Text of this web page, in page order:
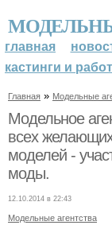
главная
кастинги и
Главная » Модельные
Модельное
всех желающих
моделей -
моды.
12.10.2014 в 22:43
Модельные агентства